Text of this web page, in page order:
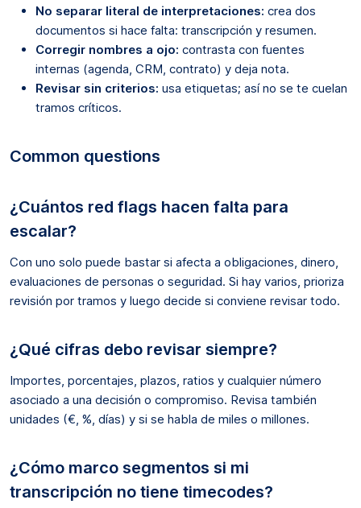
No separar literal de interpretaciones: crea dos
documentos si hace falta: transcripción y resumen.
Corregir nombres a ojo: contrasta con fuentes
internas (agenda, CRM, contrato) y deja nota.
Revisar sin criterios: usa etiquetas; así no se te cuelan
tramos críticos.
Common questions
¿Cuántos red flags hacen falta para
escalar?
Con uno solo puede bastar si afecta a obligaciones, dinero,
evaluaciones de personas o seguridad. Si hay varios, prioriza
revisión por tramos y luego decide si conviene revisar todo.
¿Qué cifras debo revisar siempre?
Importes, porcentajes, plazos, ratios y cualquier número
asociado a una decisión o compromiso. Revisa también
unidades (€, %, días) y si se habla de miles o millones.
¿Cómo marco segmentos si mi
transcripción no tiene timecodes?